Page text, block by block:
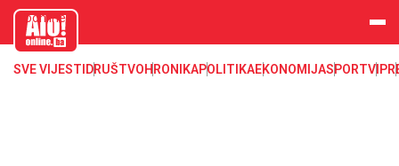
aloonline.b
SVE VIJESTI DRUŠTVOHRONIKAPOLITIKAEKONOMIJASPORTVIP